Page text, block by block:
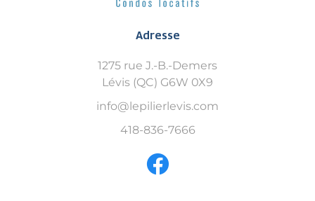
Adresse
1275 rue J.-B.-Demers
Lévis (QC) G6W 0X9
info@lepilierlevis.com
418-836-7666